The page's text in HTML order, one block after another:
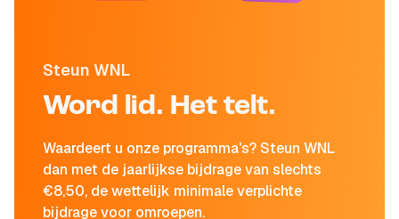
Steun WNL
Word lid. Het telt.
Waardeert u onze programma's? Steun WNL
dan met de jaarlijkse bijdrage van slechts
€8,50, de wettelijk minimale verplichte
bijdrage voor omroepen.